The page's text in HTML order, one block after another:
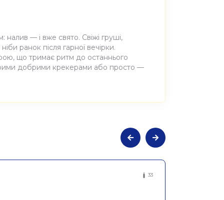
— і вже свято. Свіжі груші,
ранок після гарної вечірки.
що тримає ритм до останнього
добрими крекерами або просто —
33